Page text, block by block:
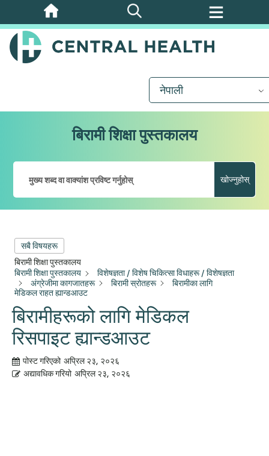
मुख्य
सामग्रीमा
जानुहोस्
नेपाली
बिरामी शिक्षा पुस्तकालय
खोज्नुहोस्
सबै विषयहरू
बिरामी शिक्षा पुस्तकालय
बिरामी शिक्षा पुस्तकालय
विशेषज्ञता / विशेष चिकित्सा विधाहरू / विशेषज्ञता
अंग्रेजीमा कागजातहरू
बिरामी स्रोतहरू
बिरामीका लागि
मेडिकल राहत ह्यान्डआउट
बिरामीहरूको लागि मेडिकल
रिसपाइट ह्यान्डआउट
पोस्ट गरिएको अप्रिल २३, २०२६
अद्यावधिक गरियो अप्रिल २३, २०२६